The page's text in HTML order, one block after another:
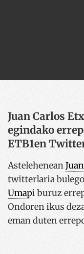
Juan Carlos
egindako
ETB1en
Astelehenean
twitterlaria
Umapi buruz
Ondoren ikus
eman duten